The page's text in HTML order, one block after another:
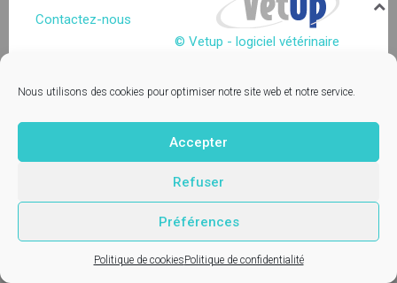
Nous utilisons des cookies pour optimiser notre site web et notre service.
Accepter
Refuser
Préférences
Politique de cookiesPolitique de confidentialité
© Vetup - logiciel vétérinaire
Contactez-nous
Mentions légales